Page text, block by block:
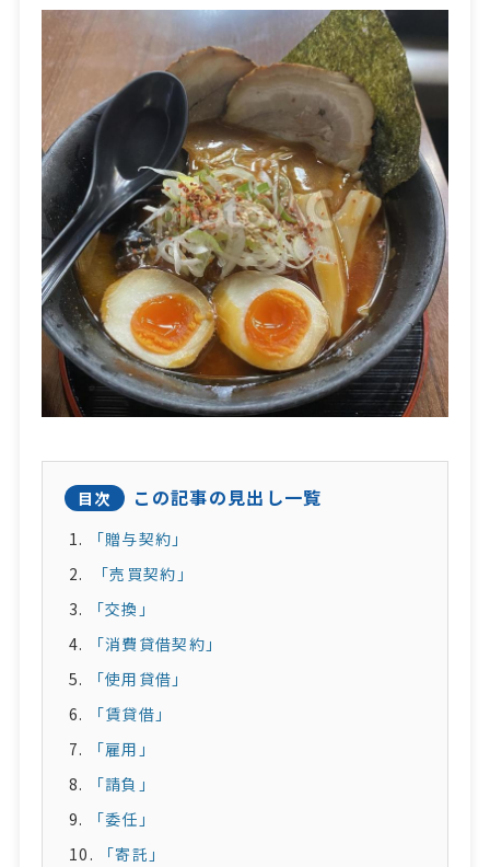
目次 この記事の見出し一覧
「贈与契約」
「売買契約」
「交換」
「消費貸借契約」
「使用貸借」
「賃貸借」
「雇用」
「請負」
「委任」
「寄託」